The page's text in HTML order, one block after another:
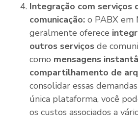
Integração com serviços
comunicação: o PABX em
geralmente oferece
outros serviços de
como mensagens
compartilhamento de
consolidar essas
única plataforma, você
os custos associados a